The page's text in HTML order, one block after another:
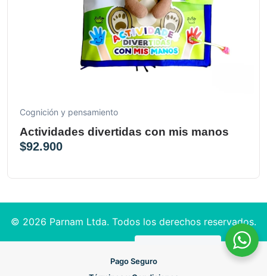
Cognición y pensamiento
Actividades divertidas con mis manos
$92.900
© 2026 Parnam Ltda. Todos los derechos reservados.
Pago Seguro